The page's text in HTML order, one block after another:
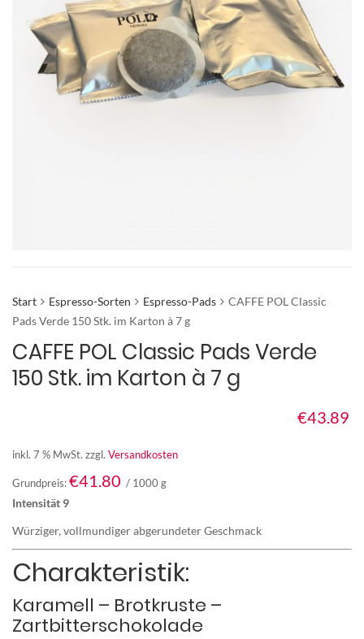
Start Espresso-Sorten Espresso-Pads
CAFFE POL Classic
Pads Verde 150 Stk. im Karton à 7 g
CAFFE POL Classic Pads Verde
150 Stk. im Karton à 7 g
€43.89
inkl. 7 % MwSt. zzgl. Versandkosten
Grundpreis: €41.80 / 1000 g
Intensität 9
Würziger, vollmundiger abgerundeter Geschmack
Charakteristik:
Karamell – Brotkruste –
Zartbitterschokolade